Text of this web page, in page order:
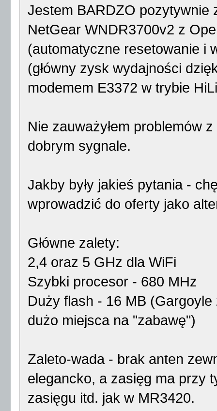
Jestem BARDZO pozytywnie
NetGear WNDR3700v2 z
(automatyczne resetowanie i
(główny zysk wydajności
modemem E3372 w trybie
Nie zauważyłem problemów
dobrym sygnale.
Jakby były jakieś pytania -
wprowadzić do oferty jako
Główne zalety:
2,4 oraz 5 GHz dla WiFi
Szybki procesor - 680 MHz
Duży flash - 16 MB
dużo miejsca na "zabawę")
Zaleto-wada - brak anten
elegancko, a zasięg ma przy
zasięgu itd. jak w MR3420.